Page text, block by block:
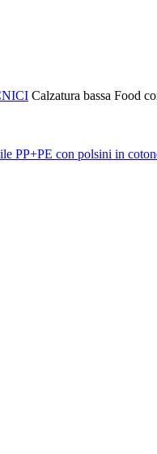
Calzatura bassa Food
PP+PE con polsini in